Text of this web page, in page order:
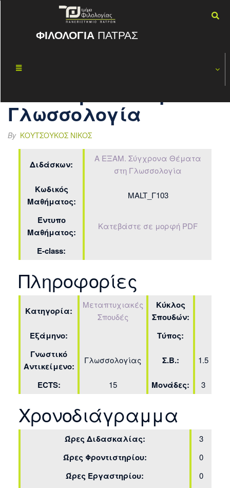
ΦΙΛΟΛΟΓΙΑ ΠΑΤΡΑΣ
09
Γλωσσολογία
By ΚΟΥΤΣΟΎΚΟΣ ΝΊΚΟΣ
Διδάσκων:
Α ΕΞΑΜ. Σύγχρονα Θέματα
στη Γλωσσολογία
Κωδικός
Μαθήματος:
MALT_Γ103
Έντυπο
Μαθήματος:
Κατεβάστε σε μορφή PDF
E-class:
Πληροφορίες
Κατηγορία:
Μεταπτυχιακές
Σπουδές
Κύκλος
Σπουδών:
Εξάμηνο:
Τύπος:
Γνωστικό
Αντικείμενο:
Γλωσσολογίας Σ.Β.: 1.5
ECTS: 15 Μονάδες: 3
Χρονοδιάγραμμα
Ώρες Διδασκαλίας: 3
Ώρες Φροντιστηρίου: 0
Ώρες Εργαστηρίου: 0